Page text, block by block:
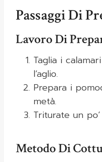
Passaggi Di
Lavoro Di
Taglia i
l’aglio.
Prepara i
metà.
Triturate un
Metodo Di